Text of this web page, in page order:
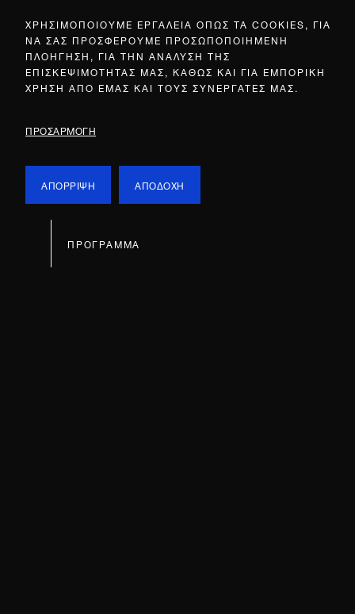
ΧΡΗΣΙΜΟΠΟΙΟΥΜΕ ΕΡΓΑΛΕΙΑ ΟΠΩΣ ΤΑ COOKIES, ΓΙΑ
ΝΑ ΣΑΣ ΠΡΟΣΦΕΡΟΥΜΕ ΠΡΟΣΩΠΟΠΟΙΗΜΕΝΗ
ΠΛΟΗΓΗΣΗ, ΓΙΑ ΤΗΝ ΑΝΑΛΥΣΗ ΤΗΣ
ΕΠΙΣΚΕΨΙΜΟΤΗΤΑΣ ΜΑΣ, ΚΑΘΩΣ ΚΑΙ ΓΙΑ ΕΜΠΟΡΙΚΗ
ΧΡΗΣΗ ΑΠΟ ΕΜΑΣ ΚΑΙ ΤΟΥΣ ΣΥΝΕΡΓΑΤΕΣ ΜΑΣ.
ΠΡΟΣΑΡΜΟΓΗ
ΑΠΟΡΡΙΨΗ ΑΠΟΔΟΧΗ
ΠΡΟΓΡΑΜΜΑ